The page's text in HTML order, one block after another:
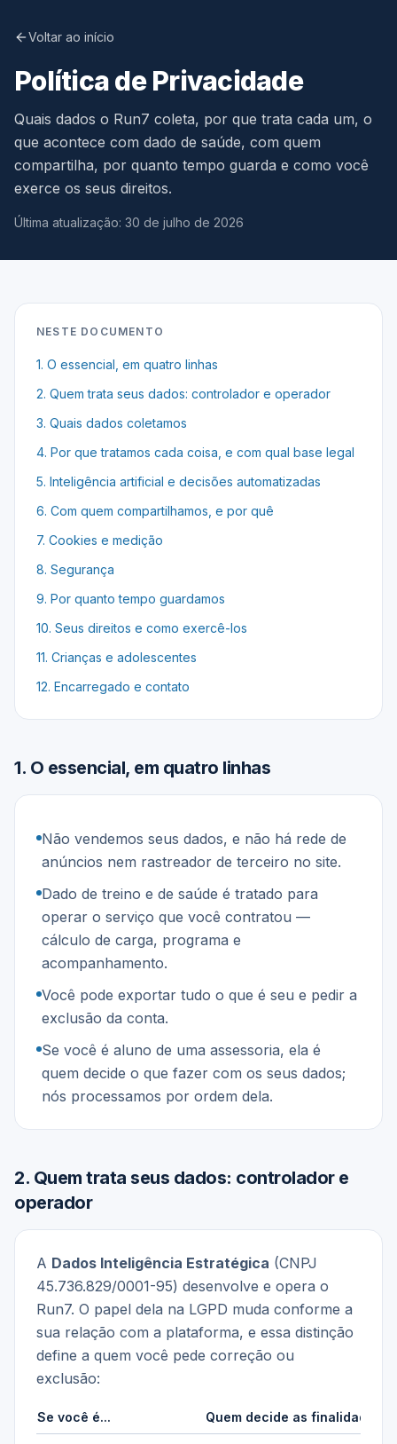
Voltar ao início
Política de Privacidade
Quais dados o Run7 coleta, por que trata cada um, o
que acontece com dado de saúde, com quem
compartilha, por quanto tempo guarda e como você
exerce os seus direitos.
Última atualização: 30 de julho de 2026
NESTE DOCUMENTO
1. O essencial, em quatro linhas
2. Quem trata seus dados: controlador e operador
3. Quais dados coletamos
4. Por que tratamos cada coisa, e com qual base legal
5. Inteligência artificial e decisões automatizadas
6. Com quem compartilhamos, e por quê
7. Cookies e medição
8. Segurança
9. Por quanto tempo guardamos
10. Seus direitos e como exercê-los
11. Crianças e adolescentes
12. Encarregado e contato
1. O essencial, em quatro linhas
Não vendemos seus dados, e não há rede de
anúncios nem rastreador de terceiro no site.
Dado de treino e de saúde é tratado para
operar o serviço que você contratou —
cálculo de carga, programa e
acompanhamento.
Você pode exportar tudo o que é seu e pedir a
exclusão da conta.
Se você é aluno de uma assessoria, ela é
quem decide o que fazer com os seus dados;
nós processamos por ordem dela.
2. Quem trata seus dados: controlador e
operador
A Dados Inteligência Estratégica (CNPJ
45.736.829/0001-95) desenvolve e opera o
Run7. O papel dela na LGPD muda conforme a
sua relação com a plataforma, e essa distinção
define a quem você pede correção ou
exclusão:
Se você é... Quem decide as finalidades